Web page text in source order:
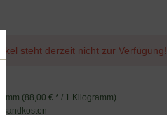
steht derzeit nicht zur Verfügung!
(88,00 € * / 1 Kilogramm)